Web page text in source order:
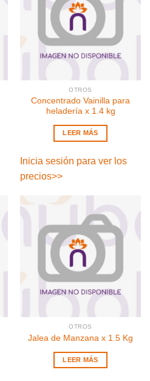
OTROS
Concentrado Vainilla para
heladería x 1.4 kg
LEER MÁS
Inicia sesión para ver los
precios>>
OTROS
Jalea de Manzana x 1.5 Kg
LEER MÁS